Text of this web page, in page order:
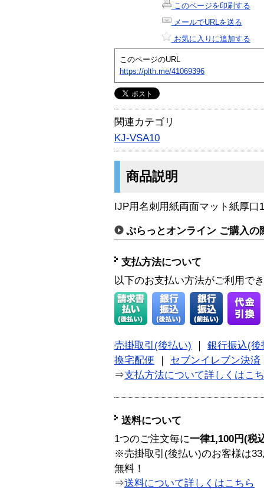
このページを印刷する
メールでURLを送る
お気に入りに追加する
このページのURL
https://plth.me/41069396
関連カテゴリ
KJ-VSA10
商品説明
IJP用名刺用紙両面マット紙厚口
ぷらっとオンライン ご購入の
支払方法について
以下のお支払い方法がご利用で
売掛取引(後払い)
銀行振込(後
換宅配便
セブンイレブン決済
⇒支払方法について詳しくはこ
送料について
1つのご注文毎に一律1,100円(税
※売掛取引(後払い)のお客様は
無料！
⇒送料について詳しくはこちら